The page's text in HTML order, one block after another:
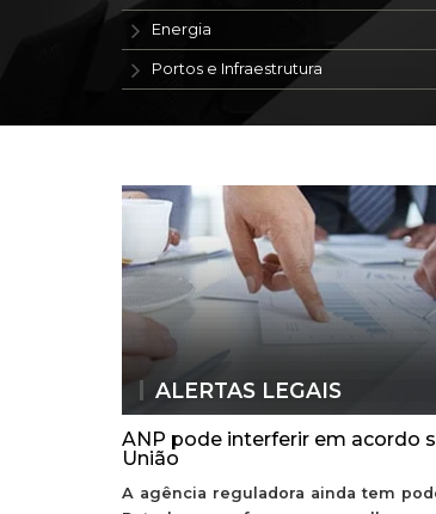
Energia
Portos e Infraestrutura
ALERTAS LEGAIS
ANP pode interferir em acordo
União
A agência reguladora ainda tem